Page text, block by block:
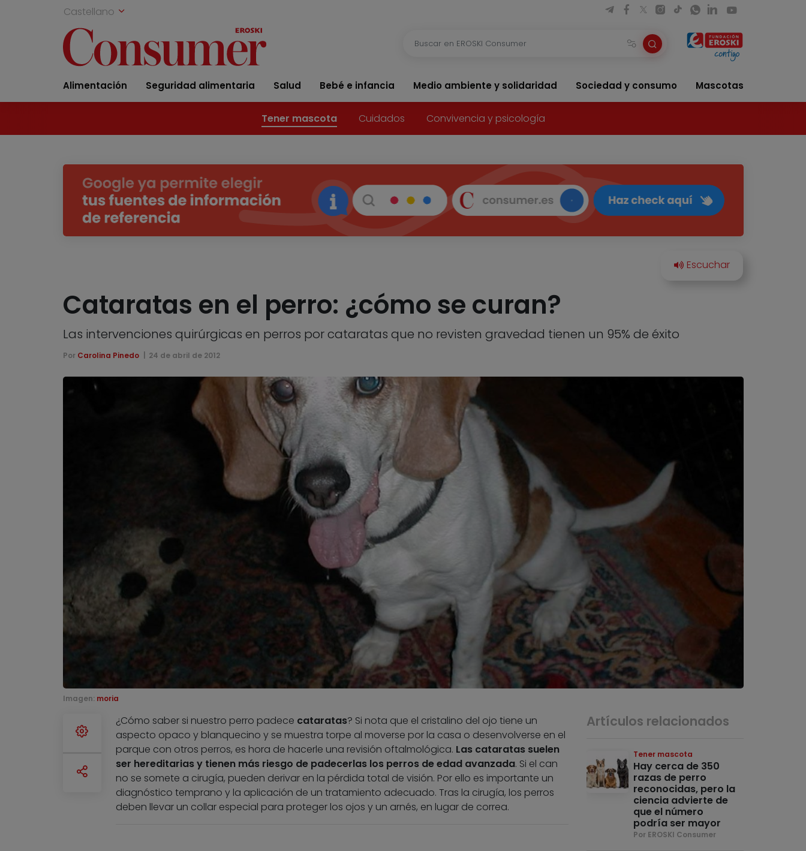
Castellano
Alimentación Seguridad alimentaria Salud Bebé e infancia Medio ambiente y solidaridad Sociedad y consumo Mascotas
Tener mascota Cuidados Convivencia y psicología
Cataratas en el perro: ¿cómo se curan?
Las intervenciones quirúrgicas en perros por cataratas que no revisten gravedad tienen un 95% de éxito
Por Carolina Pinedo 24 de abril de 2012
Imagen: moria
¿Cómo saber si nuestro perro padece cataratas? Si nota que el cristalino del ojo tiene un
aspecto opaco y blanquecino y se muestra torpe al moverse por la casa o desenvolverse en el
parque con otros perros, es hora de hacerle una revisión oftalmológica. Las cataratas suelen
ser hereditarias y tienen más riesgo de padecerlas los perros de edad avanzada. Si el can
no se somete a cirugía, pueden derivar en la pérdida total de visión. Por ello es importante un
diagnóstico temprano y la aplicación de un tratamiento adecuado. Tras la cirugía, los perros
deben llevar un collar especial para proteger los ojos y un arnés, en lugar de correa.
Artículos relacionados
Tener mascota
Hay cerca de 350
razas de perro
reconocidas, pero la
ciencia advierte de
que el número
podría ser mayor
Por EROSKI Consumer